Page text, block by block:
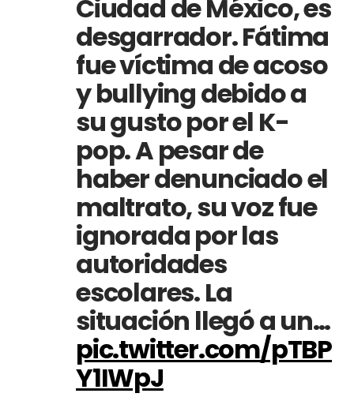
Ciudad de México, es
desgarrador. Fátima
fue víctima de acoso
y bullying debido a
su gusto por el K-
pop. A pesar de
haber denunciado el
maltrato, su voz fue
ignorada por las
autoridades
escolares. La
situación llegó a un…
pic.twitter.com/pTBP
Y1IWpJ